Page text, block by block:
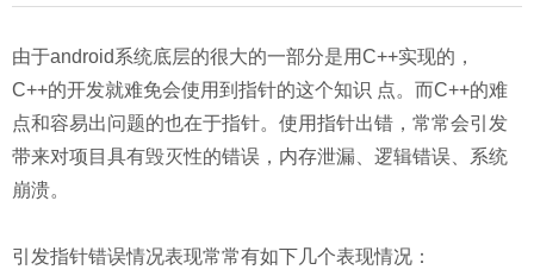
由于android系统底层的很大的一部分是用C++实现的，
C++的开发就难免会使用到指针的这个知识 点。而C++的难
点和容易出问题的也在于指针。使用指针出错，常常会引发
带来对项目具有毁灭性的错误，内存泄漏、逻辑错误、系统
崩溃。
引发指针错误情况表现常常有如下几个表现情况：